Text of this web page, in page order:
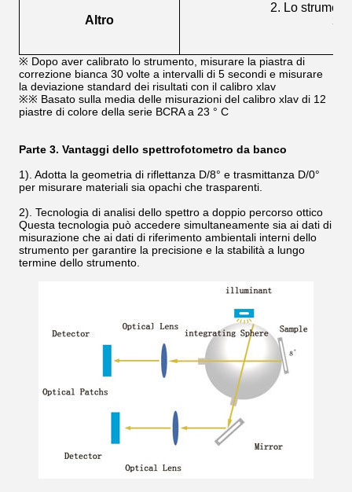
Altro
2. Lo
3.
※ Dopo aver calibrato lo strumento, misurare la piastra di
correzione bianca 30 volte a intervalli di 5 secondi e misurare
la deviazione standard dei risultati con il calibro xlav
※※ Basato sulla media delle misurazioni del calibro xlav di 12
piastre di colore della serie BCRA a 23 ° C
Parte 3. Vantaggi dello spettrofotometro da banco
1). Adotta la geometria di riflettanza D/8° e trasmittanza D/0°
per misurare materiali sia opachi che trasparenti.
2). Tecnologia di analisi dello spettro a doppio percorso ottico
Questa tecnologia può accedere simultaneamente sia ai dati di
misurazione che ai dati di riferimento ambientali interni dello
strumento per garantire la precisione e la stabilità a lungo
termine dello strumento.